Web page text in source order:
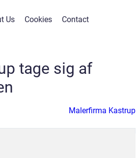
Us Cookies Contact
tage sig af
Malerfirma Kastrup